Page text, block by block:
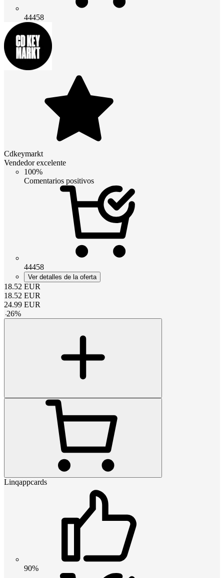
44458
Cdkeymarkt
Vendedor excelente
100%
Comentarios positivos
44458
Ver detalles de la oferta
18.52 EUR
18.52 EUR
24.99 EUR
-26%
Linqappcards
90%